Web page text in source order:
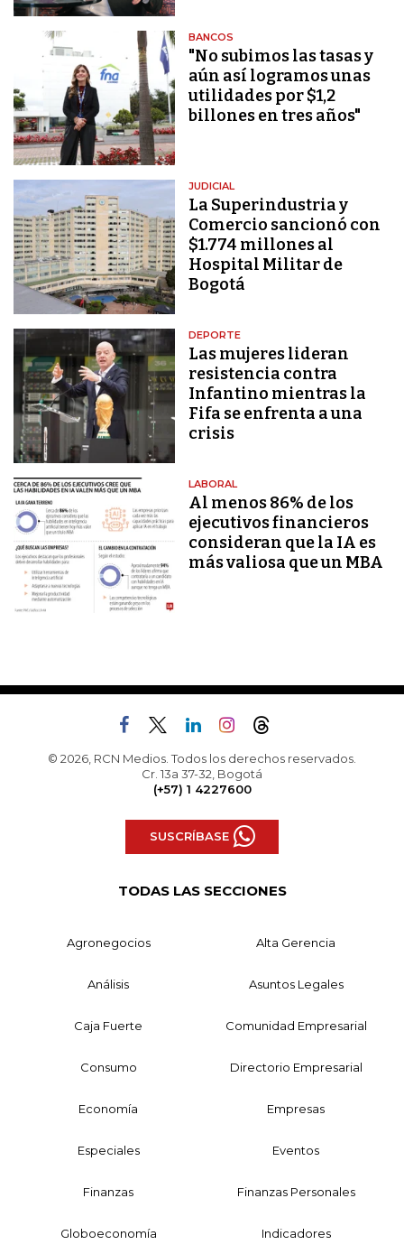
BANCOS
"No subimos las tasas y
aún así logramos unas
utilidades por $1,2
billones en tres años"
JUDICIAL
La Superindustria y
Comercio sancionó con
$1.774 millones al
Hospital Militar de
Bogotá
DEPORTE
Las mujeres lideran
resistencia contra
Infantino mientras la
Fifa se enfrenta a una
crisis
LABORAL
Al menos 86% de los
ejecutivos financieros
consideran que la IA es
más valiosa que un MBA
© 2026, RCN Medios. Todos los derechos reservados.
Cr. 13a 37-32, Bogotá
(+57) 1 4227600
SUSCRÍBASE
TODAS LAS SECCIONES
Agronegocios Alta Gerencia
Análisis Asuntos Legales
Caja Fuerte Comunidad Empresarial
Consumo Directorio Empresarial
Economía Empresas
Especiales Eventos
Finanzas Finanzas Personales
Globoeconomía Indicadores